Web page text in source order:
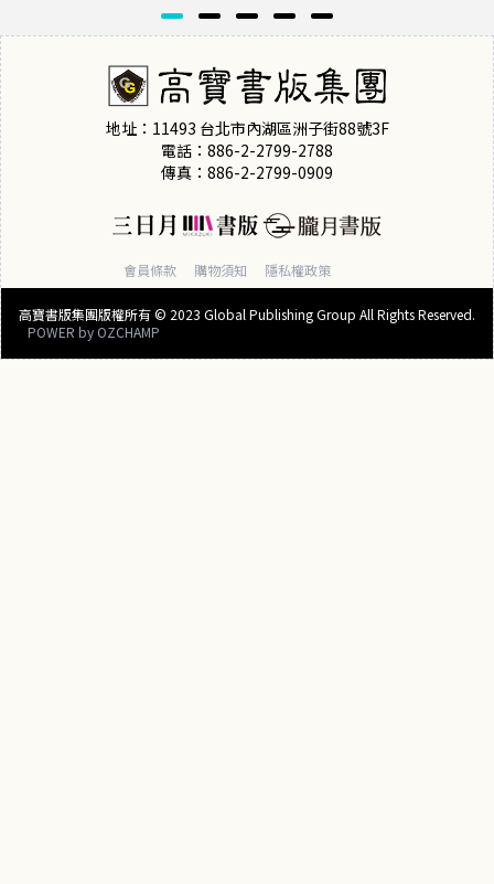
康的關鍵！
地址：11493 台北市內湖區洲子街88號3F
電話：886-2-2799-2788
傳真：886-2-2799-0909
會員條款 購物須知 隱私權政策
高寶書版集團版權所有 © 2023 Global Publishing Group All Rights Reserved.
POWER by OZCHAMP